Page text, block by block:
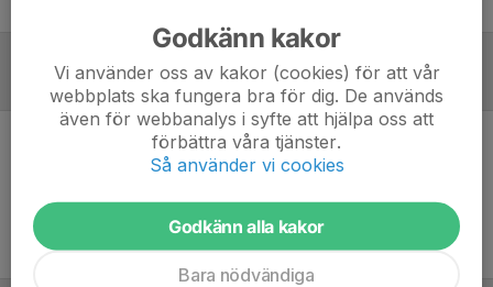
Referat
Inget referat skrivet
Godkänn kakor
Vi använder oss av kakor (cookies) för att vår
webbplats ska fungera bra för dig. De används
även för webbanalys i syfte att hjälpa oss att
förbättra våra tjänster.
Så använder vi cookies
Godkänn alla kakor
Bara nödvändiga